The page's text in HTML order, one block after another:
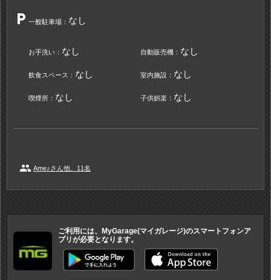
local_parking 一般駐車場： なし
お手洗い： なし 自動販売機： なし
飲食スペース： なし 室内施設： なし
喫煙所： なし 子供娯楽： なし
people Ame♪さん他、11名
ご利用には、MyGarage(マイガレージ)のスマートフォンア
プリが必要となります。